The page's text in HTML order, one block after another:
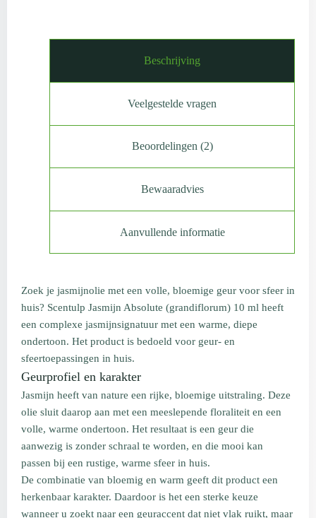
Beschrijving
Veelgestelde vragen
Beoordelingen (2)
Bewaaradvies
Aanvullende informatie
Zoek je jasmijnolie met een volle, bloemige geur voor sfeer in
huis? Scentulp Jasmijn Absolute (grandiflorum) 10 ml heeft
een complexe jasmijnsignatuur met een warme, diepe
ondertoon. Het product is bedoeld voor geur- en
sfeertoepassingen in huis.
Geurprofiel en karakter
Jasmijn heeft van nature een rijke, bloemige uitstraling. Deze
olie sluit daarop aan met een meeslepende floraliteit en een
volle, warme ondertoon. Het resultaat is een geur die
aanwezig is zonder schraal te worden, en die mooi kan
passen bij een rustige, warme sfeer in huis.
De combinatie van bloemig en warm geeft dit product een
herkenbaar karakter. Daardoor is het een sterke keuze
wanneer u zoekt naar een geuraccent dat niet vlak ruikt, maar